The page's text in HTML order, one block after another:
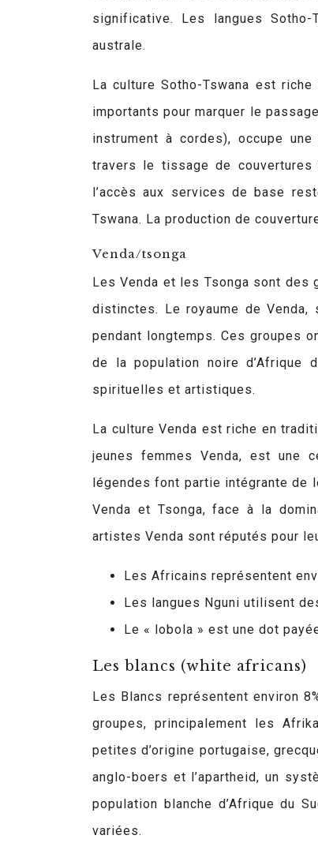
significative. Les langues
australe.
La culture Sotho-Tswana est
importants pour marquer le
instrument à cordes), occupe
travers le tissage de couvertures
l’accès aux services de base
Tswana. La production de
Venda/tsonga
Les Venda et les Tsonga sont des
distinctes. Le royaume de
pendant longtemps. Ces groupes
de la population noire d’Afrique
spirituelles et artistiques.
La culture Venda est riche en
jeunes femmes Venda, est une
légendes font partie intégrante de
Venda et Tsonga, face à la
artistes Venda sont réputés pour
Les Africains représentent
Les langues Nguni utilisent
Le « lobola » est une dot
Les blancs (white africans)
Les Blancs représentent environ
groupes, principalement les
petites d’origine portugaise,
anglo-boers et l’apartheid, un
population blanche d’Afrique du
variées.